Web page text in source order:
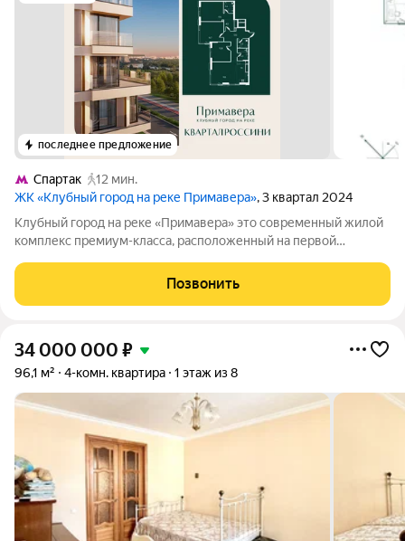
последнее предложение
Спартак
12 мин.
ЖК «Клубный город на реке Примавера», 3 квартал 2024
Клубный город на реке «Примавера» это современный жилой
комплекс премиум-класса, расположенный на первой
Покровское-Стрешнево. Под панорамными окнами квартир
находится собственный экопарк с
Позвонить
34 000 000 ₽
96,1 м² 4-комн. квартира 1 этаж из 8